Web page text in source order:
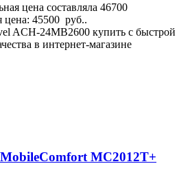
цена составляла 46700
цена: 45500 руб..
ACH-24MB2600 купить с быстрой
в интернет-магазине
MC2012T+